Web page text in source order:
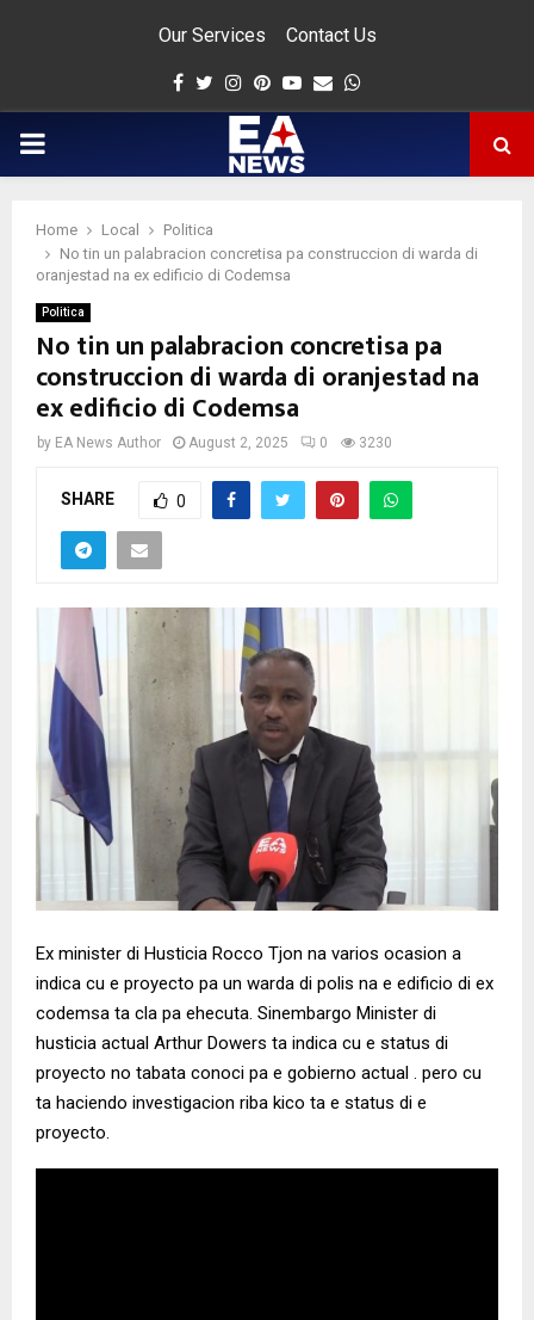
Our Services Contact Us
Facebook
Twitter
Instagram
Pinterest
Youtube
Email
PRIMARY
Home Local
Politica
No tin un palabracion concretisa pa construccion di warda di
oranjestad na ex edificio di Codemsa
Politica
No tin un palabracion concretisa pa
construccion di warda di oranjestad na
ex edificio di Codemsa
by EA News Author August 2, 2025 0 3230
SHARE 0
Ex minister di Husticia Rocco Tjon na varios ocasion a
indica cu e proyecto pa un warda di polis na e edificio di ex
codemsa ta cla pa ehecuta. Sinembargo Minister di
husticia actual Arthur Dowers ta indica cu e status di
proyecto no tabata conoci pa e gobierno actual . pero cu
ta haciendo investigacion riba kico ta e status di e
proyecto.